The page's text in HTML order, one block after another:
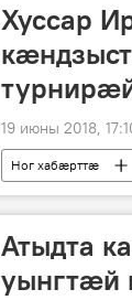
Хуссар
19 июны 2018,
Ног хабӕрттӕ
Атыдта
уынгтӕй